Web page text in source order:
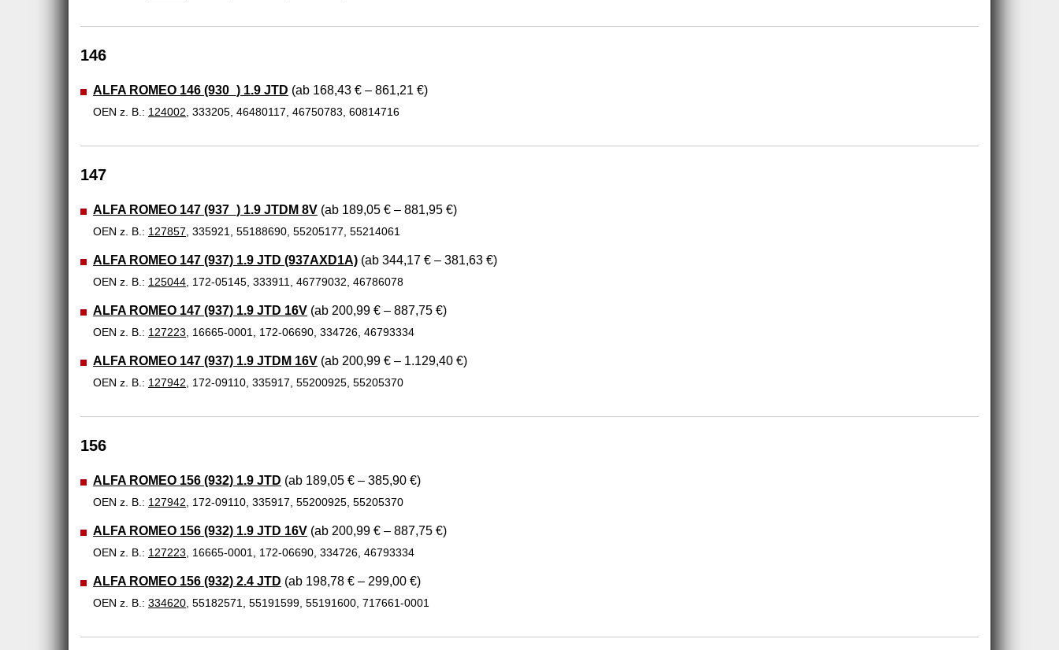
146
ALFA ROMEO 146 (930_) 1.9 JTD (ab 168,43 € – 861,21 €)
OEN z. B.: 124002, 333205, 46480117, 46750783, 60814716
147
ALFA ROMEO 147 (937_) 1.9 JTDM 8V (ab 189,05 € – 881,95 €)
OEN z. B.: 127857, 335921, 55188690, 55205177, 55214061
ALFA ROMEO 147 (937) 1.9 JTD (937AXD1A) (ab 344,17 € – 381,63 €)
OEN z. B.: 125044, 172-05145, 333911, 46779032, 46786078
ALFA ROMEO 147 (937) 1.9 JTD 16V (ab 200,99 € – 887,75 €)
OEN z. B.: 127223, 16665-0001, 172-06690, 334726, 46793334
ALFA ROMEO 147 (937) 1.9 JTDM 16V (ab 200,99 € – 1.129,40 €)
OEN z. B.: 127942, 172-09110, 335917, 55200925, 55205370
156
ALFA ROMEO 156 (932) 1.9 JTD (ab 189,05 € – 385,90 €)
OEN z. B.: 127942, 172-09110, 335917, 55200925, 55205370
ALFA ROMEO 156 (932) 1.9 JTD 16V (ab 200,99 € – 887,75 €)
OEN z. B.: 127223, 16665-0001, 172-06690, 334726, 46793334
ALFA ROMEO 156 (932) 2.4 JTD (ab 198,78 € – 299,00 €)
OEN z. B.: 334620, 55182571, 55191599, 55191600, 717661-0001